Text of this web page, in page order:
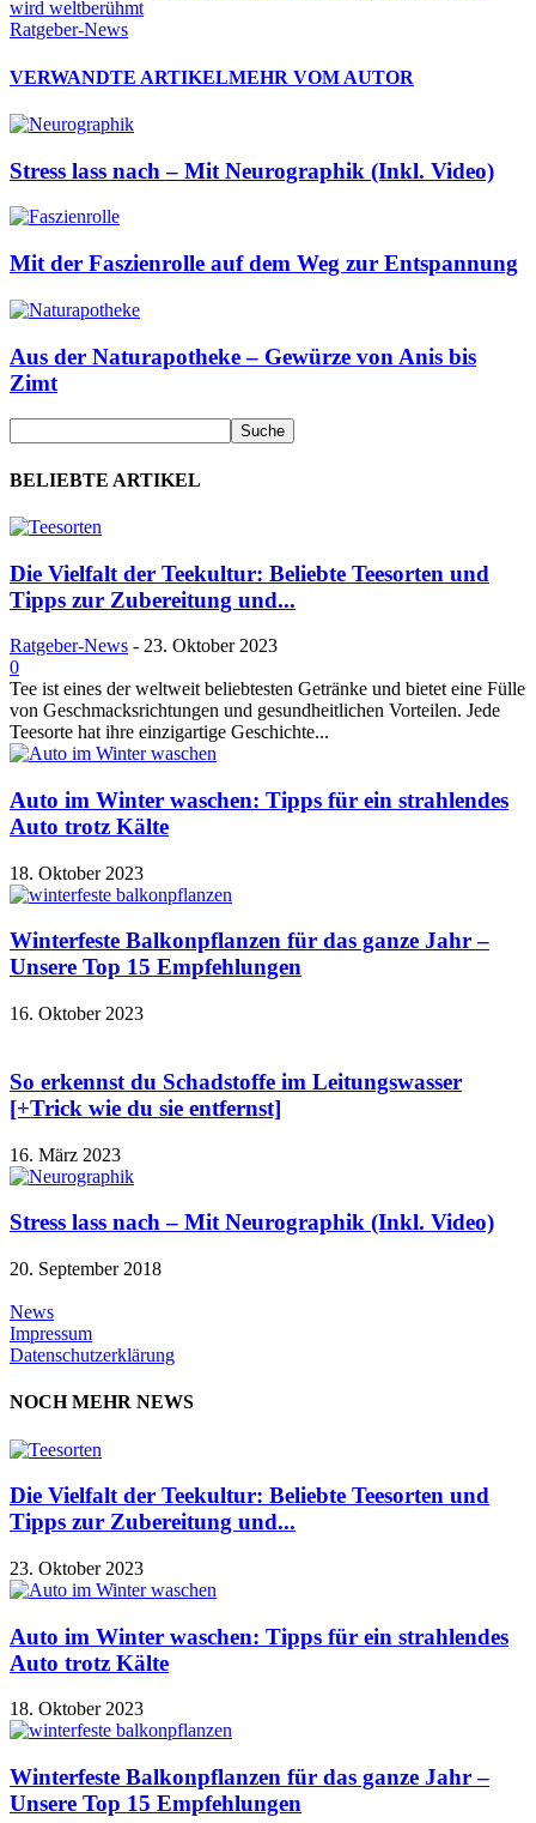
wird weltberühmt
Ratgeber-News
VERWANDTE ARTIKELMEHR VOM AUTOR
Stress lass nach – Mit Neurographik (Inkl. Video)
Mit der Faszienrolle auf dem Weg zur Entspannung
Aus der Naturapotheke – Gewürze von Anis bis
Zimt
BELIEBTE ARTIKEL
Die Vielfalt der Teekultur: Beliebte Teesorten und
Tipps zur Zubereitung und...
Ratgeber-News - 23. Oktober 2023
0
Tee ist eines der weltweit beliebtesten Getränke und bietet eine Fülle
von Geschmacksrichtungen und gesundheitlichen Vorteilen. Jede
Teesorte hat ihre einzigartige Geschichte...
Auto im Winter waschen: Tipps für ein strahlendes
Auto trotz Kälte
18. Oktober 2023
Winterfeste Balkonpflanzen für das ganze Jahr –
Unsere Top 15 Empfehlungen
16. Oktober 2023
So erkennst du Schadstoffe im Leitungswasser
[+Trick wie du sie entfernst]
16. März 2023
Stress lass nach – Mit Neurographik (Inkl. Video)
20. September 2018
News
Impressum
Datenschutzerklärung
NOCH MEHR NEWS
Die Vielfalt der Teekultur: Beliebte Teesorten und
Tipps zur Zubereitung und...
23. Oktober 2023
Auto im Winter waschen: Tipps für ein strahlendes
Auto trotz Kälte
18. Oktober 2023
Winterfeste Balkonpflanzen für das ganze Jahr –
Unsere Top 15 Empfehlungen